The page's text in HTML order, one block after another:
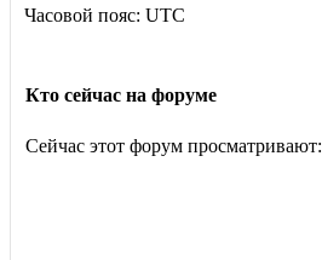
Часовой пояс: UTC
Кто сейчас на форуме
Сейчас этот форум просматривают: